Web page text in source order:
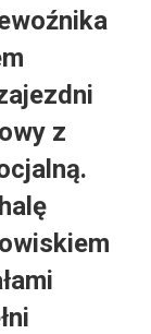
z